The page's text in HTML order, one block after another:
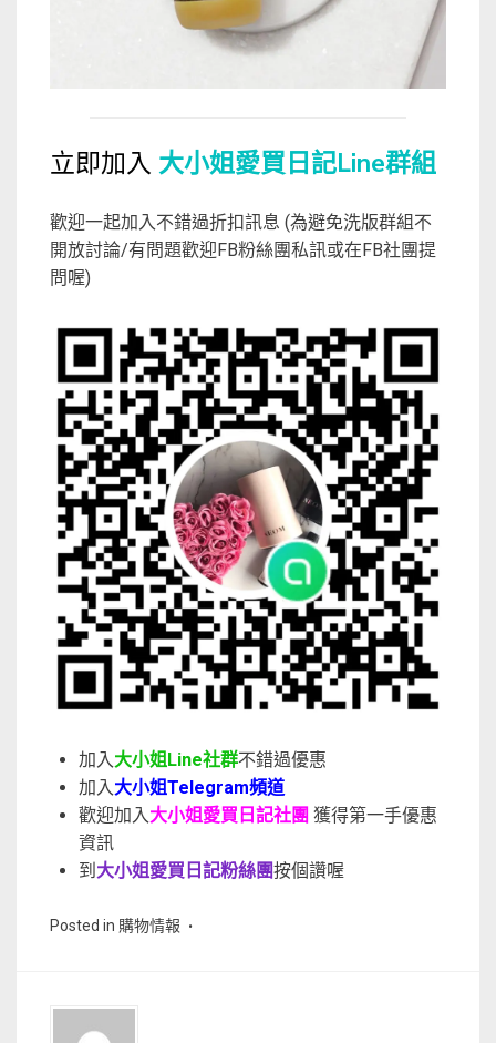
立即加入 大小姐愛買日記Line群組
歡迎一起加入不錯過折扣訊息 (為避免洗版群組不
開放討論/有問題歡迎FB粉絲團私訊或在FB社團提
問喔)
加入 大小姐Line社群不錯過優惠
加入 大小姐Telegram頻道
歡迎加入 大小姐愛買日記社團 獲得第一手優惠
資訊
到 大小姐愛買日記粉絲團按個讚喔
Posted in 購物情報